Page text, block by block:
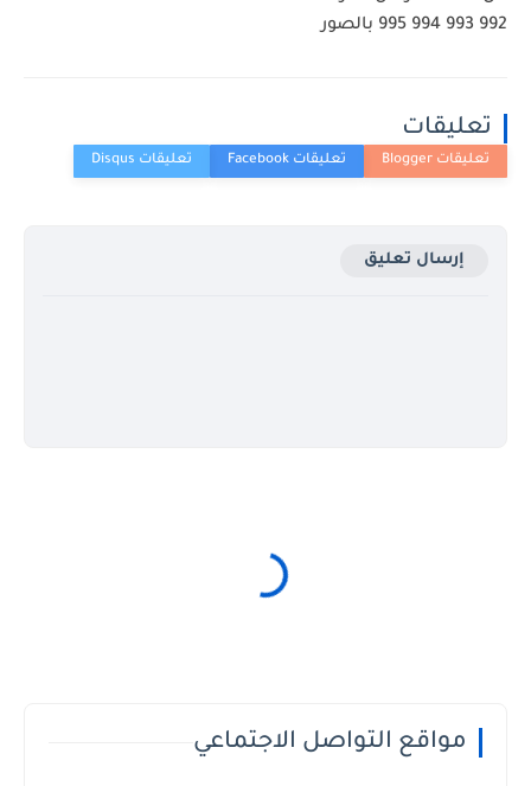
992 993 994 995 بالصور
تعليقات
إرسال تعليق
مواقع التواصل الاجتماعي